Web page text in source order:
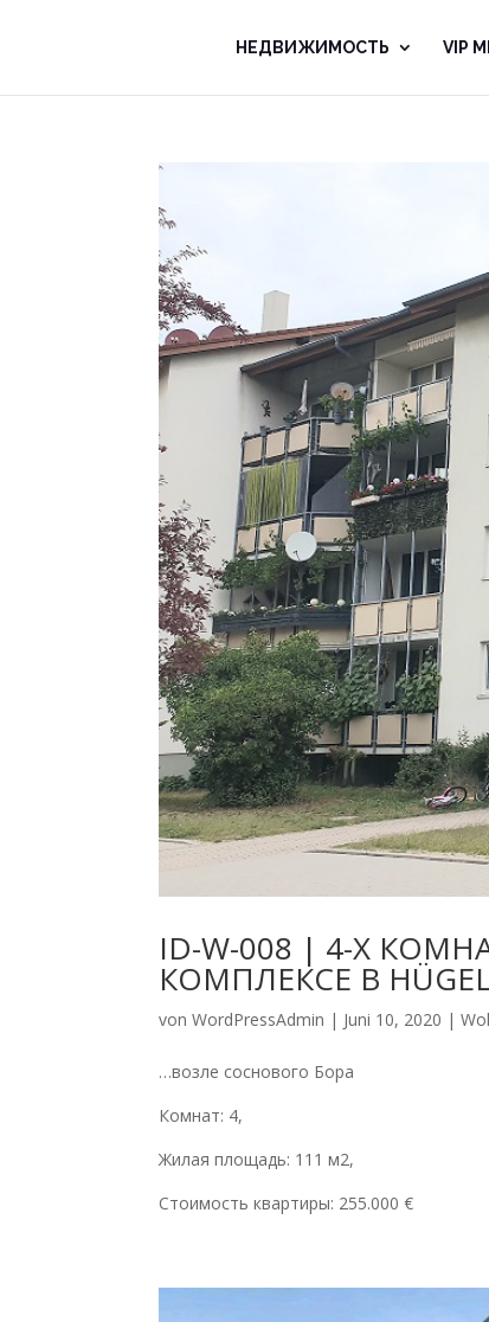
НЕДВИЖИМOСТЬ VIP
ID-W-008 | 4-Х
КОМПЛЕКСЕ В
vonWordPressAdmin | Juni 10, 2020 |
…возле соснового Бора
Комнат: 4,
Жилая площадь: 111 м2,
Стоимость квартиры: 255.000 €